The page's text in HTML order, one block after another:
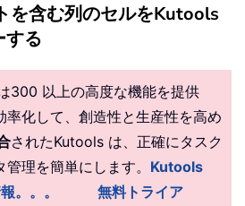
を含む列のセルをKutools
する
300 以上の高度な機能を提供
率化して、創造性と生産性を高め
されたKutools は、正確にタスク
理を簡単にします。 Kutools
。。。
無料トライア